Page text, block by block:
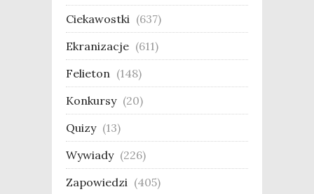
Ciekawostki (637)
Ekranizacje (611)
Felieton (148)
Konkursy (20)
Quizy (13)
Wywiady (226)
Zapowiedzi (405)